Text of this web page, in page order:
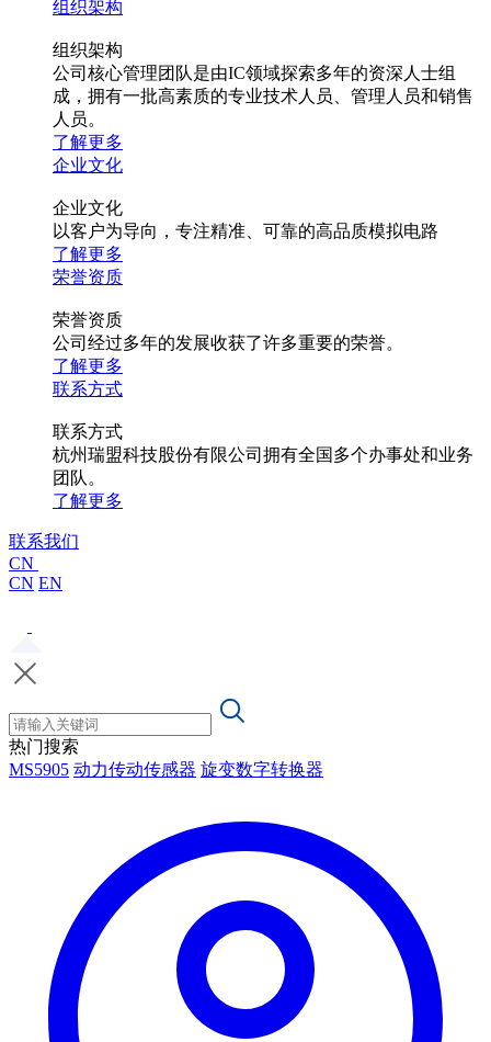
组织架构
组织架构
公司核心管理团队是由IC领域探索多年的资深人士组
成，拥有一批高素质的专业技术人员、管理人员和销售
人员。
了解更多
企业文化
企业文化
以客户为导向，专注精准、可靠的高品质模拟电路
了解更多
荣誉资质
荣誉资质
公司经过多年的发展收获了许多重要的荣誉。
了解更多
联系方式
联系方式
杭州瑞盟科技股份有限公司拥有全国多个办事处和业务
团队。
了解更多
联系我们
CN
CN EN
热门搜索
MS5905 动力传动传感器 旋变数字转换器